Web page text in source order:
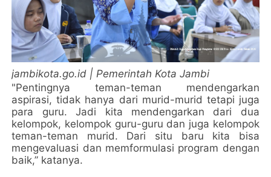
jambikota.go.id | Pemerintah Kota Jambi
"Pentingnya teman-teman mendengarkan
aspirasi, tidak hanya dari murid-murid tetapi juga
para guru. Jadi kita mendengarkan dari dua
kelompok, kelompok guru-guru dan juga kelompok
teman-teman murid. Dari situ baru kita bisa
mengevaluasi dan memformulasi program dengan
baik,” katanya.